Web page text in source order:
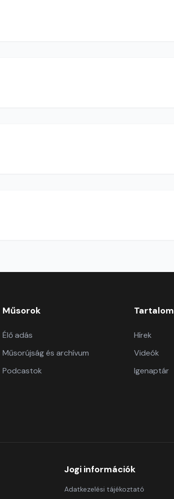
Műsorok
Élő adás
Műsorújság és archívum
Podcastok
Tartalom
Hírek
Videók
Igenaptár
Jogi információk
Adatkezelési tájékoztató